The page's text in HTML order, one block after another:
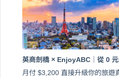
英商劍橋 × EnjoyABC｜從 0 元
月付 $3,200 直接升級你的旅